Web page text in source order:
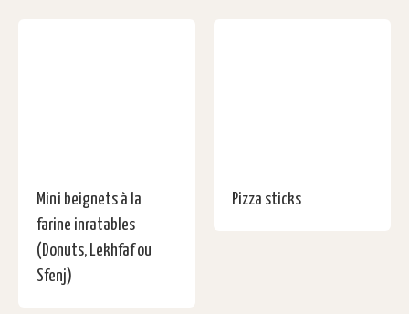
Mini beignets à la
farine inratables
(Donuts, Lekhfaf ou
Sfenj)
Pizza sticks